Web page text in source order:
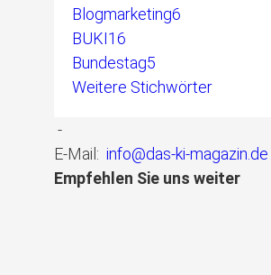
Blogmarketing6
BUKI16
Bundestag5
Weitere Stichwörter
-
E-Mail: info@das-ki-magazin.de
Empfehlen Sie uns weiter